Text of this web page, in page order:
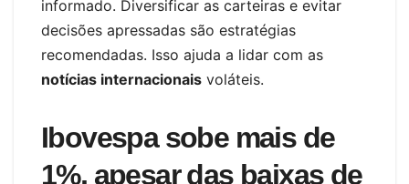
informado. Diversificar as carteiras e evitar
decisões apressadas são estratégias
recomendadas. Isso ajuda a lidar com as
notícias internacionais voláteis.
Ibovespa sobe mais de
1%, apesar das baixas de